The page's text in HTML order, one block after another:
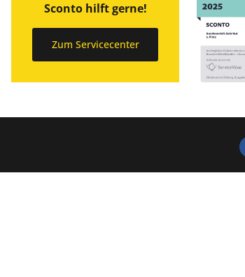
Sconto hilft gerne!
Zum Servicecenter